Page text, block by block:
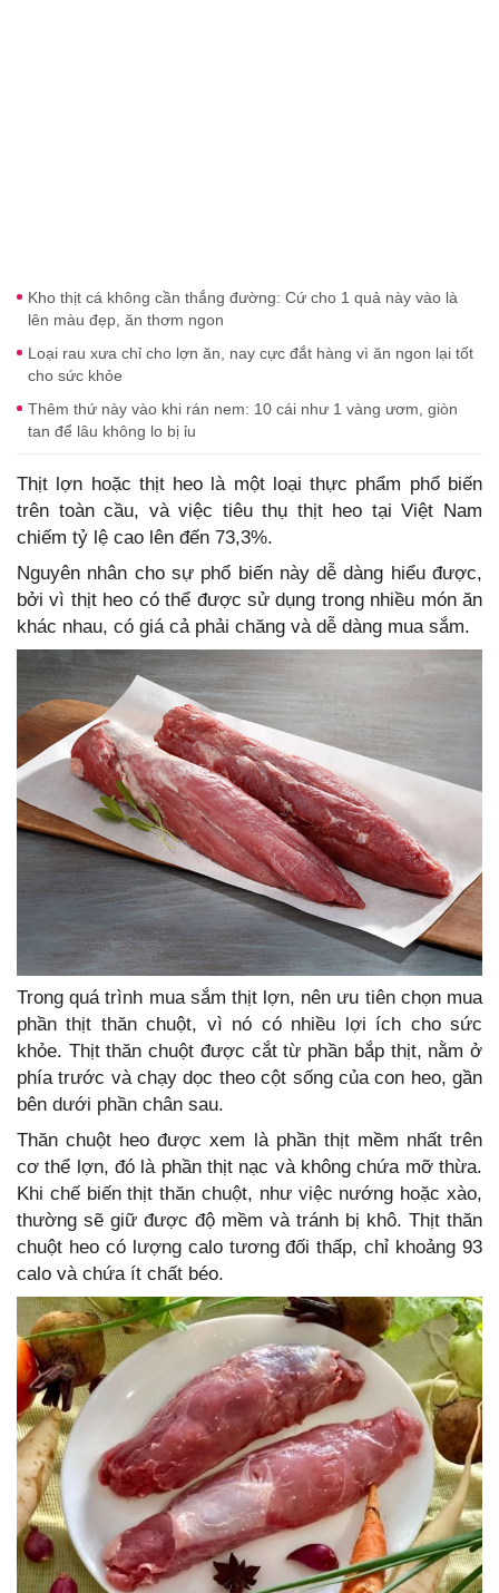
Kho thịt cá không cần thắng đường: Cứ cho 1 quả này vào là
lên màu đẹp, ăn thơm ngon
Loại rau xưa chỉ cho lợn ăn, nay cực đắt hàng vì ăn ngon lại tốt
cho sức khỏe
Thêm thứ này vào khi rán nem: 10 cái như 1 vàng ươm, giòn
tan để lâu không lo bị ỉu
Thịt lợn hoặc thịt heo là một loại thực phẩm phổ biến
trên toàn cầu, và việc tiêu thụ thịt heo tại Việt Nam
chiếm tỷ lệ cao lên đến 73,3%.
Nguyên nhân cho sự phổ biến này dễ dàng hiểu được,
bởi vì thịt heo có thể được sử dụng trong nhiều món ăn
khác nhau, có giá cả phải chăng và dễ dàng mua sắm.
Trong quá trình mua sắm thịt lợn, nên ưu tiên chọn mua
phần thịt thăn chuột, vì nó có nhiều lợi ích cho sức
khỏe. Thịt thăn chuột được cắt từ phần bắp thịt, nằm ở
phía trước và chạy dọc theo cột sống của con heo, gần
bên dưới phần chân sau.
Thăn chuột heo được xem là phần thịt mềm nhất trên
cơ thể lợn, đó là phần thịt nạc và không chứa mỡ thừa.
Khi chế biến thịt thăn chuột, như việc nướng hoặc xào,
thường sẽ giữ được độ mềm và tránh bị khô. Thịt thăn
chuột heo có lượng calo tương đối thấp, chỉ khoảng 93
calo và chứa ít chất béo.